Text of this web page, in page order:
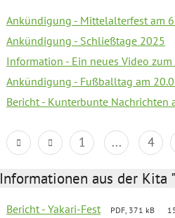
Ankündigung - Mittelalterfest am
Ankündigung - Schließtage 2025
Information - Ein neues Video
Ankündigung - Fußballtag am
Bericht - Kunterbunte Nachrichten
1 ... 4
Informationen aus der Kita
Bericht - Yakari-Fest PDF, 371 kB